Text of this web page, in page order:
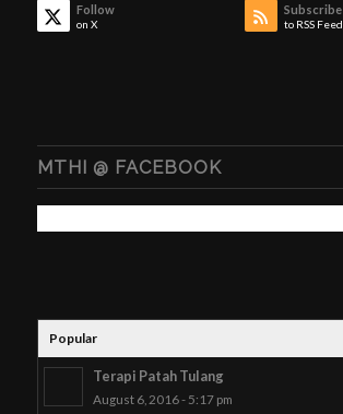
Follow
on X
Subscribe
to RSS Feed
MTHI @ FACEBOOK
Popular
Terapi Patah Tulang
August 6, 2016 - 5:17 pm